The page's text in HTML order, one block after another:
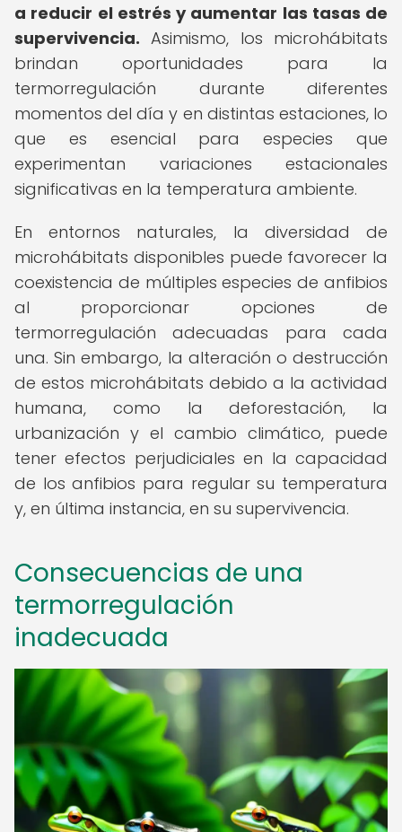
a reducir el estrés y aumentar las tasas de
supervivencia. Asimismo, los microhábitats
brindan oportunidades para la
termorregulación durante diferentes
momentos del día y en distintas estaciones, lo
que es esencial para especies que
experimentan variaciones estacionales
significativas en la temperatura ambiente.
En entornos naturales, la diversidad de
microhábitats disponibles puede favorecer la
coexistencia de múltiples especies de anfibios
al proporcionar opciones de
termorregulación adecuadas para cada
una. Sin embargo, la alteración o destrucción
de estos microhábitats debido a la actividad
humana, como la deforestación, la
urbanización y el cambio climático, puede
tener efectos perjudiciales en la capacidad
de los anfibios para regular su temperatura
y, en última instancia, en su supervivencia.
Consecuencias de una
termorregulación
inadecuada